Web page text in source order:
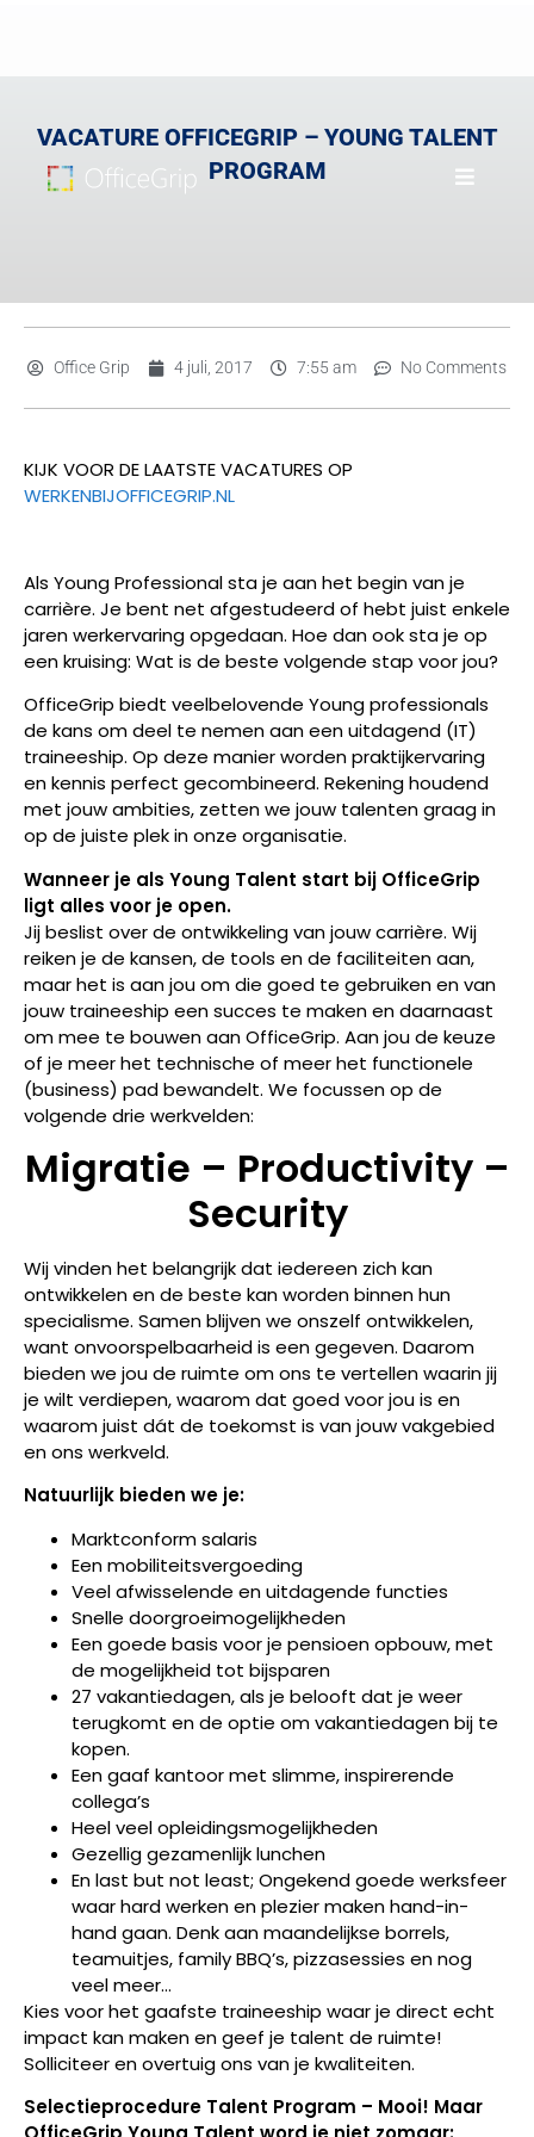
VACATURE OFFICEGRIP – YOUNG TALENT
PROGRAM
Office Grip 4 juli, 2017 7:55 am No Comments
KIJK VOOR DE LAATSTE VACATURES OP
WERKENBIJOFFICEGRIP.NL
Als Young Professional sta je aan het begin van je
carrière. Je bent net afgestudeerd of hebt juist enkele
jaren werkervaring opgedaan. Hoe dan ook sta je op
een kruising: Wat is de beste volgende stap voor jou?
OfficeGrip biedt veelbelovende Young professionals
de kans om deel te nemen aan een uitdagend (IT)
traineeship. Op deze manier worden praktijkervaring
en kennis perfect gecombineerd. Rekening houdend
met jouw ambities, zetten we jouw talenten graag in
op de juiste plek in onze organisatie.
Wanneer je als Young Talent start bij OfficeGrip
ligt alles voor je open.
Jij beslist over de ontwikkeling van jouw carrière. Wij
reiken je de kansen, de tools en de faciliteiten aan,
maar het is aan jou om die goed te gebruiken en van
jouw traineeship een succes te maken en daarnaast
om mee te bouwen aan OfficeGrip. Aan jou de keuze
of je meer het technische of meer het functionele
(business) pad bewandelt. We focussen op de
volgende drie werkvelden:
Migratie – Productivity –
Security
Wij vinden het belangrijk dat iedereen zich kan
ontwikkelen en de beste kan worden binnen hun
specialisme. Samen blijven we onszelf ontwikkelen,
want onvoorspelbaarheid is een gegeven. Daarom
bieden we jou de ruimte om ons te vertellen waarin jij
je wilt verdiepen, waarom dat goed voor jou is en
waarom juist dát de toekomst is van jouw vakgebied
en ons werkveld.
Natuurlijk bieden we je:
Marktconform salaris
Een mobiliteitsvergoeding
Veel afwisselende en uitdagende functies
Snelle doorgroeimogelijkheden
Een goede basis voor je pensioen opbouw, met
de mogelijkheid tot bijsparen
27 vakantiedagen, als je belooft dat je weer
terugkomt en de optie om vakantiedagen bij te
kopen.
Een gaaf kantoor met slimme, inspirerende
collega’s
Heel veel opleidingsmogelijkheden
Gezellig gezamenlijk lunchen
En last but not least; Ongekend goede werksfeer
waar hard werken en plezier maken hand-in-
hand gaan. Denk aan maandelijkse borrels,
teamuitjes, family BBQ’s, pizzasessies en nog
veel meer…
Kies voor het gaafste traineeship waar je direct echt
impact kan maken en geef je talent de ruimte!
Solliciteer en overtuig ons van je kwaliteiten.
Selectieprocedure Talent Program – Mooi! Maar